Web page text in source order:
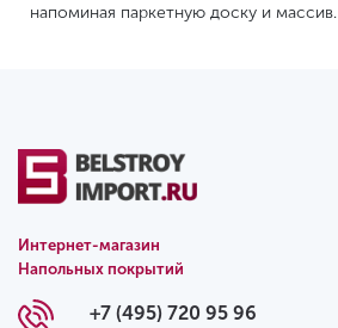
напоминая паркетную доску и массив.
Интернет-магазин
Напольных покрытий
+7 (495) 720 95 96